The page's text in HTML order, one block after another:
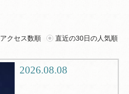
ツアー
アクセス数順 直近の30日の人気順
2026.08.08